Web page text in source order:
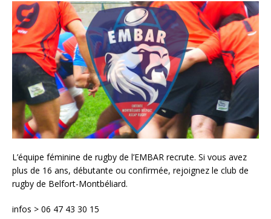
L’équipe féminine de rugby de l’EMBAR recrute. Si vous avez
plus de 16 ans, débutante ou confirmée, rejoignez le club de
rugby de Belfort-Montbéliard.
infos > 06 47 43 30 15